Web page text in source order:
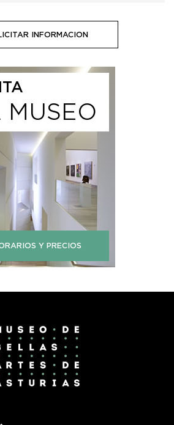
INFORMACION
MUSEO
Y PRECIOS